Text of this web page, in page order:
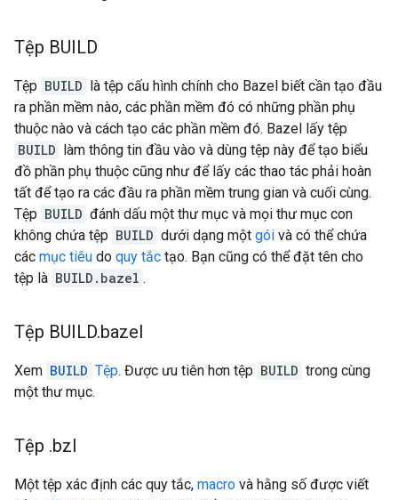
Tệp BUILD
Tệp BUILD là tệp cấu hình chính cho Bazel biết cần tạo đầu
ra phần mềm nào, các phần mềm đó có những phần phụ
thuộc nào và cách tạo các phần mềm đó. Bazel lấy tệp
BUILD làm thông tin đầu vào và dùng tệp này để tạo biểu
đồ phần phụ thuộc cũng như để lấy các thao tác phải hoàn
tất để tạo ra các đầu ra phần mềm trung gian và cuối cùng.
Tệp BUILD đánh dấu một thư mục và mọi thư mục con
không chứa tệp BUILD dưới dạng một gói và có thể chứa
các mục tiêu do quy tắc tạo. Bạn cũng có thể đặt tên cho
tệp là BUILD.bazel .
Tệp BUILD.bazel
Xem BUILD Tệp. Được ưu tiên hơn tệp BUILD trong cùng
một thư mục.
Tệp .bzl
Một tệp xác định các quy tắc, macro và hằng số được viết